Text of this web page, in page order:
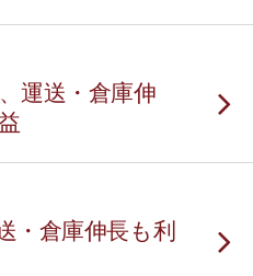
運送・倉庫伸
・倉庫伸長も利